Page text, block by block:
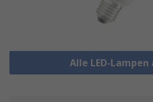
Alle LED-